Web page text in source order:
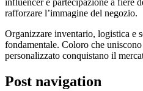
rafforzare l’immagine del negozio.
Organizzare inventario, logistica e
fondamentale. Coloro che
personalizzato conquistano il
Post navigation